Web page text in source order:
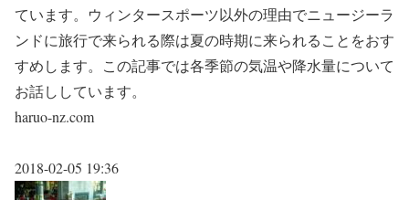
ています。ウィンタースポーツ以外の理由でニュージーラ
ンドに旅行で来られる際は夏の時期に来られることをおす
すめします。この記事では各季節の気温や降水量について
お話ししています。
haruo-nz.com
2018-02-05 19:36